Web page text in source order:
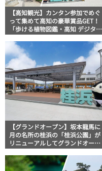
【高知観光】カンタン参加でめぐ
って集めて高知の豪華賞品GET！
「歩ける植物図鑑・高知 デジタル
【グランドオープン】坂本龍馬に
月の名所の桂浜の「桂浜公園」が
リニューアルしてグランドオープ